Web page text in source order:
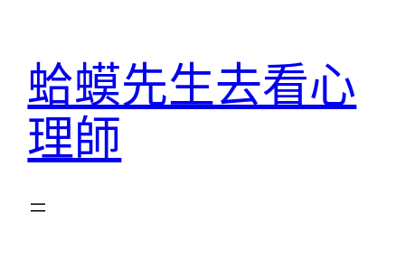
蛤蟆先生去看心
理師